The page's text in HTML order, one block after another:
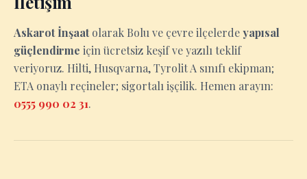
Askarot İnşaatolarak Bolu ve çevre ilçelerdeyapısal
güçlendirme için ücretsiz keşif ve yazılı teklif
veriyoruz. Hilti, Husqvarna, Tyrolit A sınıfı ekipman;
ETA onaylı reçineler; sigortalı işçilik. Hemen arayın:
0555 990 02 31.